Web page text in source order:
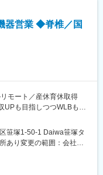
合わせて利用可能です。
の開発から運営までを手
ステム（PACS）は、医療
社の思いは、日本国内だ
イに駐在所を置き、現地
用システム業界はここ数
器営業 ◆脊椎／国
モート／産休育休取得
UPも目指しつつWLBも担
帰の営業スタイル、全
なし！
多数！
笹塚1-50-1 Daiwa笹塚タ
あり変更の範囲：会社の